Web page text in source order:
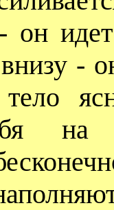
он
-
тело
на